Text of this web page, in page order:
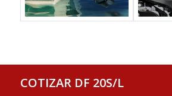
COTIZAR DF 20S/L